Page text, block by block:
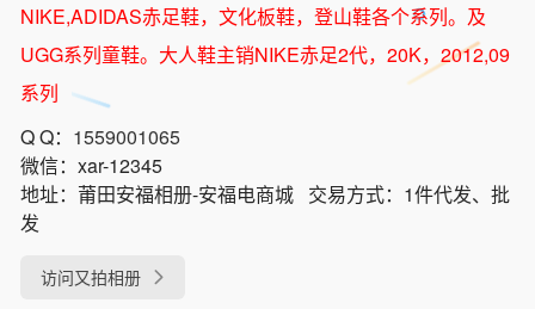
NIKE,ADIDAS赤足鞋，文化板鞋，登山鞋各个系列。及
UGG系列童鞋。大人鞋主销NIKE赤足2代，20K，2012,09
系列
Q Q： 1559001065
微信： xar-12345
地址： 莆田安福相册-安福电商城 交易方式： 1件代发、批
发
访问又拍相册